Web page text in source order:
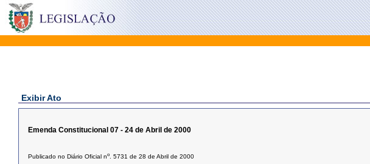
Exibir Ato
Emenda Constitucional 07 - 24 de Abril de 2000
Publicado no Diário Oficial no. 5731 de 28 de Abril de 2000